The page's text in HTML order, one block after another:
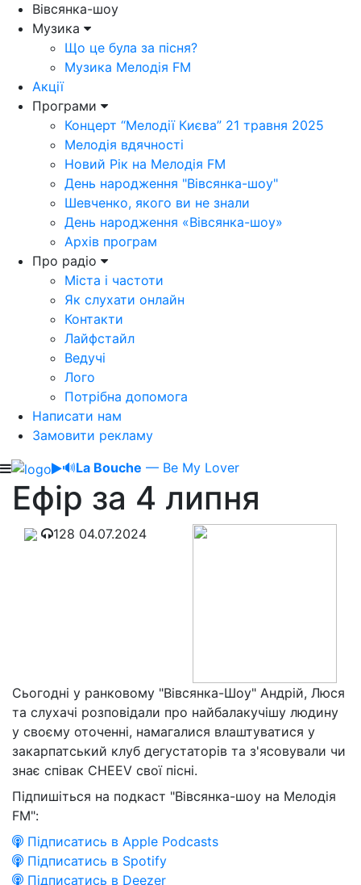
Вівсянка-шоу
Музика
Що це була за пісня?
Музика Мелодія FM
Акції
Програми
Концерт “Мелодії Києва” 21 травня 2025
Мелодія вдячності
Новий Рік на Мелодія FM
День народження "Вівсянка-шоу"
Шевченко, якого ви не знали
День народження «Вівсянка-шоу»
Архів програм
Про радіо
Міста і частоти
Як слухати онлайн
Контакти
Лайфстайл
Ведучі
Лого
Потрібна допомога
Написати нам
Замовити рекламу
🔊La Bouche — Be My Lover
Ефір за 4 липня
128 04.07.2024
Сьогодні у ранковому "Вівсянка-Шоу" Андрій, Люся
та слухачі розповідали про найбалакучішу людину
у своєму оточенні, намагалися влаштуватися у
закарпатський клуб дегустаторів та з'ясовували чи
знає співак CHEEV свої пісні.
Підпишіться на подкаст "Вівсянка-шоу на Мелодія
FM":
Підписатись в Apple Podcasts
Підписатись в Spotify
Підписатись в Deezer